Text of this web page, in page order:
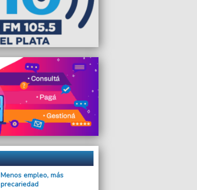
Menos empleo, más
precariedad